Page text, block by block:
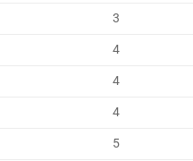
3
4
4
4
5